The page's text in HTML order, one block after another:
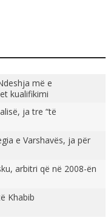
më e
kualifikimi
ja tre “të
e Varshavës, ja për
arbitri që në 2008-ën
Khabib